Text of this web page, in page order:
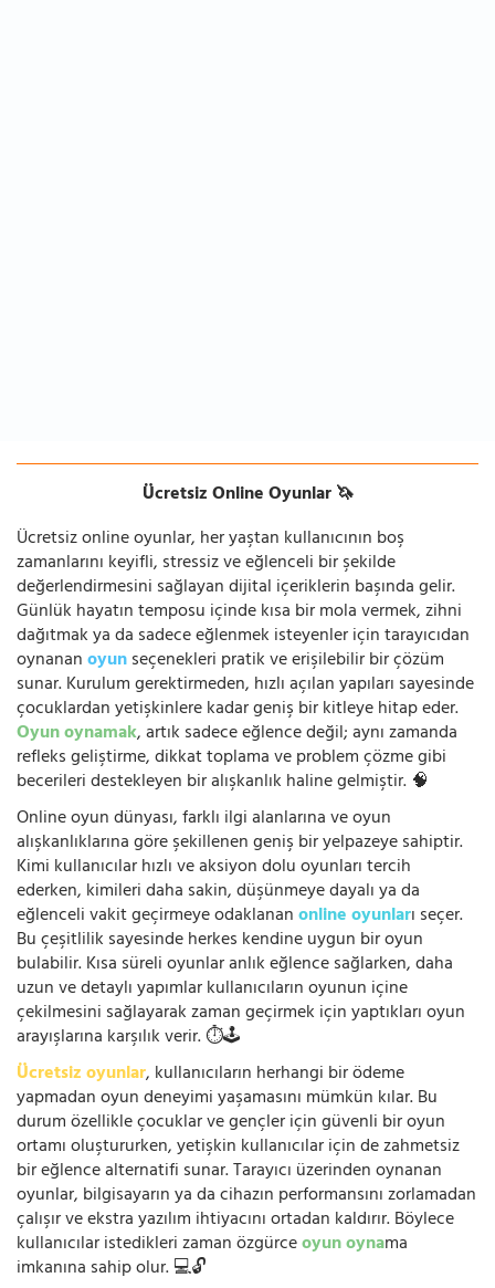
Ücretsiz Online Oyunlar 🦄
Ücretsiz online oyunlar, her yaştan kullanıcının boş
zamanlarını keyifli, stressiz ve eğlenceli bir şekilde
değerlendirmesini sağlayan dijital içeriklerin başında gelir.
Günlük hayatın temposu içinde kısa bir mola vermek, zihni
dağıtmak ya da sadece eğlenmek isteyenler için tarayıcıdan
oynananoyunseçenekleri pratik ve erişilebilir bir çözüm
sunar. Kurulum gerektirmeden, hızlı açılan yapıları sayesinde
çocuklardan yetişkinlere kadar geniş bir kitleye hitap eder.
Oyun oynamak, artık sadece eğlence değil; aynı zamanda
refleks geliştirme, dikkat toplama ve problem çözme gibi
becerileri destekleyen bir alışkanlık haline gelmiştir. 🧠
Online oyun dünyası, farklı ilgi alanlarına ve oyun
alışkanlıklarına göre şekillenen geniş bir yelpazeye sahiptir.
Kimi kullanıcılar hızlı ve aksiyon dolu oyunları tercih
ederken, kimileri daha sakin, düşünmeye dayalı ya da
eğlenceli vakit geçirmeye odaklananonline oyunları seçer.
Bu çeşitlilik sayesinde herkes kendine uygun bir oyun
bulabilir. Kısa süreli oyunlar anlık eğlence sağlarken, daha
uzun ve detaylı yapımlar kullanıcıların oyunun içine
çekilmesini sağlayarak zaman geçirmek için yaptıkları oyun
arayışlarına karşılık verir. ⏱️🕹️
Ücretsiz oyunlar, kullanıcıların herhangi bir ödeme
yapmadan oyun deneyimi yaşamasını mümkün kılar. Bu
durum özellikle çocuklar ve gençler için güvenli bir oyun
ortamı oluştururken, yetişkin kullanıcılar için de zahmetsiz
bir eğlence alternatifi sunar. Tarayıcı üzerinden oynanan
oyunlar, bilgisayarın ya da cihazın performansını zorlamadan
çalışır ve ekstra yazılım ihtiyacını ortadan kaldırır. Böylece
kullanıcılar istedikleri zaman özgürceoyun oynama
imkanına sahip olur. 💻🔓